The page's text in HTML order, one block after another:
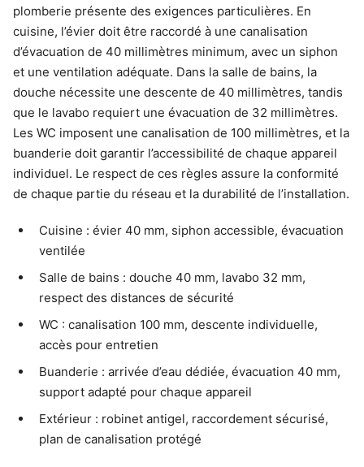
plomberie présente des exigences particulières. En
cuisine, l’évier doit être raccordé à une canalisation
d’évacuation de 40 millimètres minimum, avec un siphon
et une ventilation adéquate. Dans la salle de bains, la
douche nécessite une descente de 40 millimètres, tandis
que le lavabo requiert une évacuation de 32 millimètres.
Les WC imposent une canalisation de 100 millimètres, et la
buanderie doit garantir l’accessibilité de chaque appareil
individuel. Le respect de ces règles assure la conformité
de chaque partie du réseau et la durabilité de l’installation.
Cuisine : évier 40 mm, siphon accessible, évacuation
ventilée
Salle de bains : douche 40 mm, lavabo 32 mm,
respect des distances de sécurité
WC : canalisation 100 mm, descente individuelle,
accès pour entretien
Buanderie : arrivée d’eau dédiée, évacuation 40 mm,
support adapté pour chaque appareil
Extérieur : robinet antigel, raccordement sécurisé,
plan de canalisation protégé